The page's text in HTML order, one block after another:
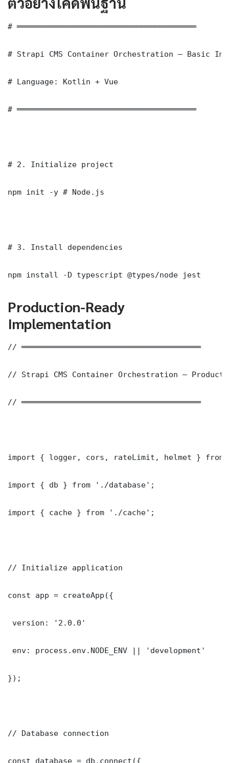
# ═══════════════════════════════════════
# Strapi CMS Container Orchestration — Basic
# Language: Kotlin + Vue
# ═══════════════════════════════════════
# 2. Initialize project
npm init -y # Node.js
# 3. Install dependencies
npm install -D typescript @types/node jest
Production-Ready
Implementation
// ═══════════════════════════════════════
// Strapi CMS Container Orchestration —
// ═══════════════════════════════════════
import { logger, cors, rateLimit, helmet } from
import { db } from './database';
import { cache } from './cache';
// Initialize application
const app = createApp({
version: '2.0.0'
env: process.env.NODE_ENV || 'development'
});
// Database connection
const database = db.connect({